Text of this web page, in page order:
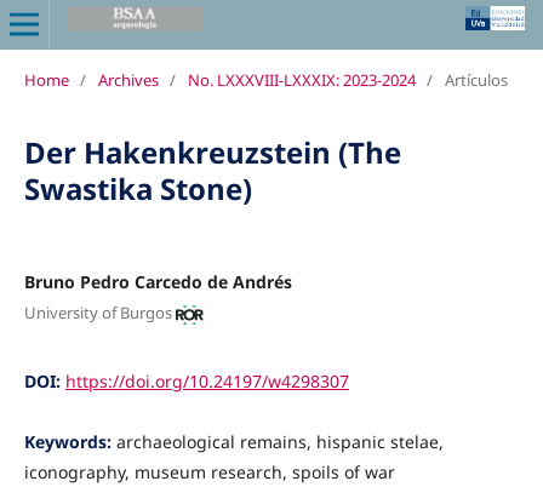
Home / Archives / No. LXXXVIII-LXXXIX: 2023-2024 / Artículos
Der Hakenkreuzstein (The
Swastika Stone)
Bruno Pedro Carcedo de Andrés
University of Burgos
DOI: https://doi.org/10.24197/w4298307
Keywords: archaeological remains, hispanic stelae,
iconography, museum research, spoils of war